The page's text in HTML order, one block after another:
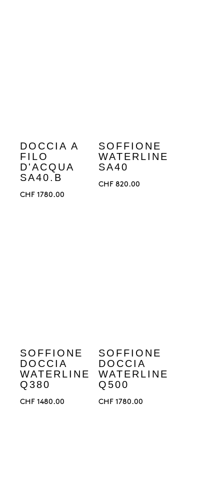
DOCCIA A
FILO
D'ACQUA
SA40.B
CHF 1780.00
SOFFIONE
WATERLINE
SA40
CHF820.00
SOFFIONE
DOCCIA
WATERLINE
Q380
CHF 1480.00
SOFFIONE
DOCCIA
WATERLINE
Q500
CHF1780.00